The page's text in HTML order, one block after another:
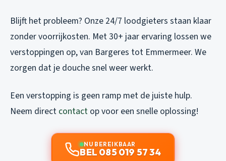
Blijft het probleem? Onze 24/7 loodgieters staan klaar
zonder voorrijkosten. Met 30+ jaar ervaring lossen we
verstoppingen op, van Bargeres tot Emmermeer. We
zorgen dat je douche snel weer werkt.
Een verstopping is geen ramp met de juiste hulp.
Neem direct contact op voor een snelle oplossing!
NU BEREIKBAAR
BEL 085 019 57 34